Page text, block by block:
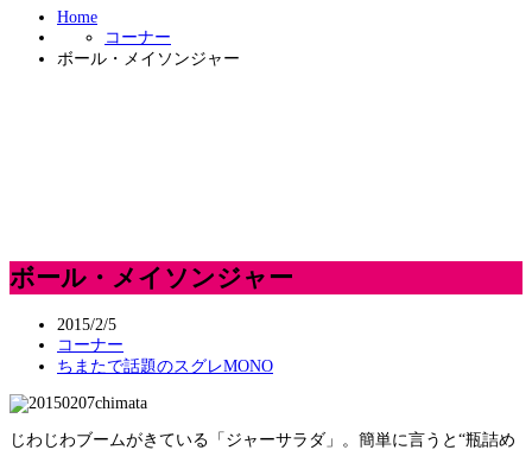
Home
コーナー
ボール・メイソンジャー
ボール・メイソンジャー
2015/2/5
コーナー
ちまたで話題のスグレMONO
じわじわブームがきている「ジャーサラダ」。簡単に言うと“瓶詰め